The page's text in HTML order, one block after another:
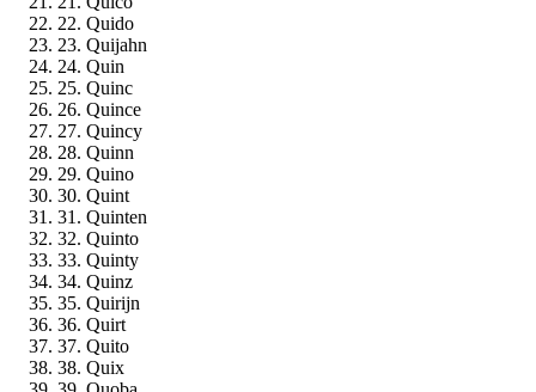
22. Quido
23. Quijahn
24. Quin
25. Quinc
26. Quince
27. Quincy
28. Quinn
29. Quino
30. Quint
31. Quinten
32. Quinto
33. Quinty
34. Quinz
35. Quirijn
36. Quirt
37. Quito
38. Quix